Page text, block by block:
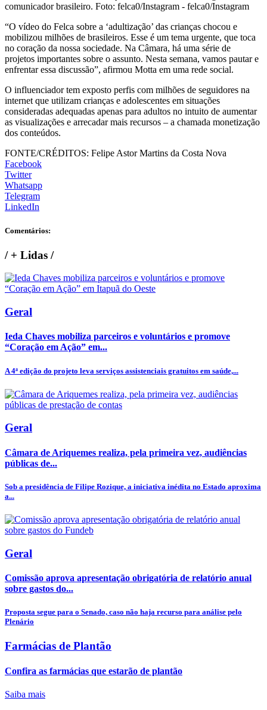
comunicador brasileiro. Foto: felca0/Instagram - felca0/Instagram
“O vídeo do Felca sobre a ‘adultização’ das crianças chocou e
mobilizou milhões de brasileiros. Esse é um tema urgente, que toca
no coração da nossa sociedade. Na Câmara, há uma série de
projetos importantes sobre o assunto. Nesta semana, vamos pautar e
enfrentar essa discussão”, afirmou Motta em uma rede social.
O influenciador tem exposto perfis com milhões de seguidores na
internet que utilizam crianças e adolescentes em situações
consideradas adequadas apenas para adultos no intuito de aumentar
as visualizações e arrecadar mais recursos – a chamada monetização
dos conteúdos.
FONTE/CRÉDITOS: Felipe Astor Martins da Costa Nova
Facebook
Twitter
Whatsapp
Telegram
LinkedIn
Comentários:
/+ Lidas /
Geral
Ieda Chaves mobiliza parceiros e voluntários e promove
“Coração em Ação” em...
A 4ª edição do projeto leva serviços assistenciais gratuitos em saúde,...
Geral
Câmara de Ariquemes realiza, pela primeira vez, audiências
públicas de...
Sob a presidência de Filipe Rozique, a iniciativa inédita no Estado aproxima
a...
Geral
Comissão aprova apresentação obrigatória de relatório anual
sobre gastos do...
Proposta segue para o Senado, caso não haja recurso para análise pelo
Plenário
Farmácias de Plantão
Confira as farmácias que estarão de plantão
Saiba mais